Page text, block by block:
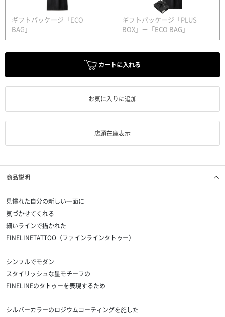
ギフトパッケージ「ECO
BAG」
ギフトパッケージ「PLUS
BOX」＋「ECO BAG」
カートに入れる
お気に入りに追加
店頭在庫表示
商品説明
見慣れた自分の新しい一面に
気づかせてくれる
細いラインで描かれた
FINELINETATTOO（ファインラインタトゥー）
シンプルでモダン
スタイリッシュな星モチーフの
FINELINEのタトゥーを表現するため
シルバーカラーのロジウムコーティングを施した